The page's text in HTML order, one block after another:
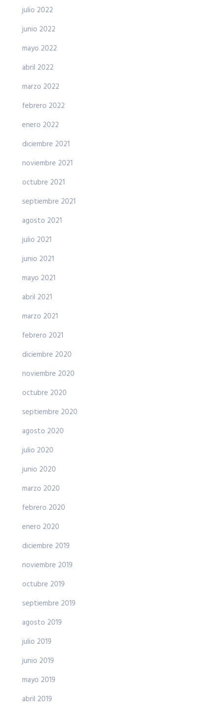
julio 2022
junio 2022
mayo 2022
abril 2022
marzo 2022
febrero 2022
enero 2022
diciembre 2021
noviembre 2021
octubre 2021
septiembre 2021
agosto 2021
julio 2021
junio 2021
mayo 2021
abril 2021
marzo 2021
febrero 2021
diciembre 2020
noviembre 2020
octubre 2020
septiembre 2020
agosto 2020
julio 2020
junio 2020
marzo 2020
febrero 2020
enero 2020
diciembre 2019
noviembre 2019
octubre 2019
septiembre 2019
agosto 2019
julio 2019
junio 2019
mayo 2019
abril 2019